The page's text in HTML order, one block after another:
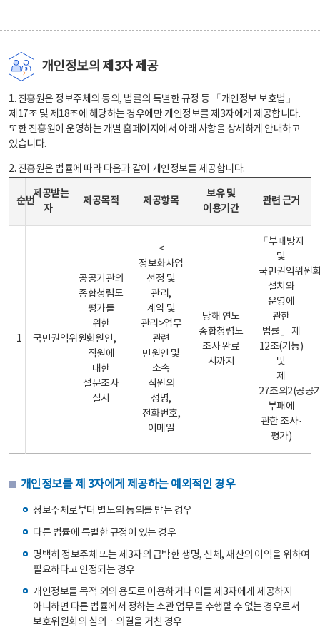
개인정보의 제3자 제공
1. 진흥원은 정보주체의 동의, 법률의 특별한 규정 등 「개인정보 보호법」
제17조 및 제18조에 해당하는 경우에만 개인정보를 제3자에게 제공합니다.
또한 진흥원이 운영하는 개별 홈페이지에서 아래 사항을 상세하게 안내하고
있습니다.
2. 진흥원은 법률에 따라 다음과 같이 개인정보를 제공합니다.
순번
제공받는
자
제공목적 제공항목
보유 및
이용기간
관련 근거
1 국민권익위원회
공공기관의
종합청렴도
평가를
위한
민원인,
직원에
대한
설문조사
실시
<
정보화사업
선정 및
관리,
계약 및
관리>업무
관련
민원인 및
소속
직원의
성명,
전화번호,
이메일
당해 연도
종합청렴도
조사 완료
시까지
「부패방지
및
국민권익위원
설치와
운영에
관한
법률」 제
12조(기능)
및
제
27조의2(공공
부패에
관한 조사·
평가)
개인정보를 제 3자에게 제공하는 예외적인 경우
정보주체로부터 별도의 동의를 받는 경우
다른 법률에 특별한 규정이 있는 경우
명백히 정보주체 또는 제3자의 급박한 생명, 신체, 재산의 이익을 위하여
필요하다고 인정되는 경우
개인정보를 목적 외의 용도로 이용하거나 이를 제3자에게 제공하지
아니하면 다른 법률에서 정하는 소관 업무를 수행할 수 없는 경우로서
보호위원회의 심의ㆍ의결을 거친 경우